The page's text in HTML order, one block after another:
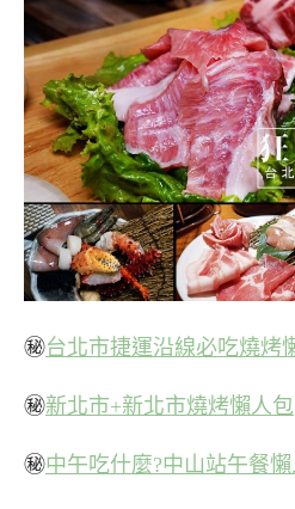
㊙台北市捷運沿線必吃燒烤
㊙新北市+新北市燒烤懶人包
㊙中午吃什麼?中山站午餐